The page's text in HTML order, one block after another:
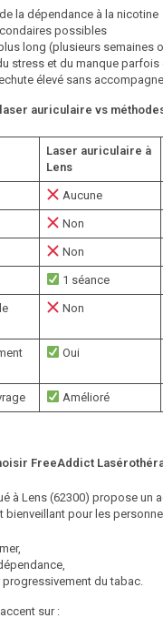
la dépendance à la nicotine
possibles
long (plusieurs semaines
stress et du manque
élevé sans
auriculaire vs
Laser auriculaire à
Lens
Aucune
Non
Non
1 séance
Non
Oui
Amélioré
FreeAddict
à Lens (62300) propose un
bienveillant pour les
du tabac.
sur :